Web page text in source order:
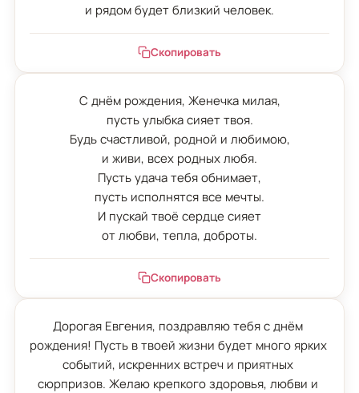
и рядом будет близкий человек.
Скопировать
С днём рождения, Женечка милая,
пусть улыбка сияет твоя.
Будь счастливой, родной и любимою,
и живи, всех родных любя.
Пусть удача тебя обнимает,
пусть исполнятся все мечты.
И пускай твоё сердце сияет
от любви, тепла, доброты.
Скопировать
Дорогая Евгения, поздравляю тебя с днём
рождения! Пусть в твоей жизни будет много ярких
событий, искренних встреч и приятных
сюрпризов. Желаю крепкого здоровья, любви и